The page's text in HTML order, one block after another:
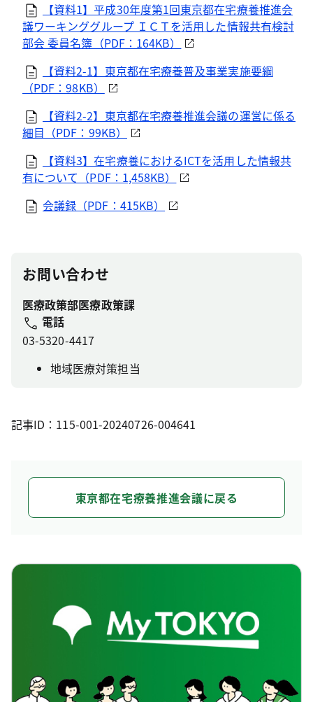
【資料1】平成30年度第1回東京都在宅療養推進会
議ワーキンググループ ＩＣＴを活用した情報共有検討
部会 委員名簿（PDF：164KB）
【資料2-1】東京都在宅療養普及事業実施要綱
（PDF：98KB）
【資料2-2】東京都在宅療養推進会議の運営に係る
細目（PDF：99KB）
【資料3】在宅療養におけるICTを活用した情報共
有について（PDF：1,458KB）
会議録（PDF：415KB）
お問い合わせ
医療政策部医療政策課
電話
03-5320-4417
地域医療対策担当
記事ID：115-001-20240726-004641
東京都在宅療養推進会議に戻る